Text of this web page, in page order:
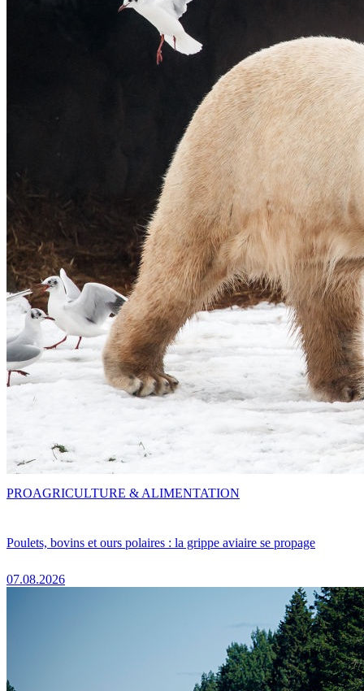
Poulets, bovins et ours polaires : la grippe aviaire se propage
07.08.2026
PROAGRICULTURE & ALIMENTATION